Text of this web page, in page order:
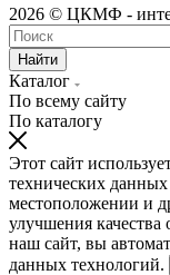
2026 © ЦКМФ -
Найти
Каталог
По всему сайту
По каталогу
Этот сайт
технических
местоположении и
улучшения
наш сайт, вы
данных технологий.